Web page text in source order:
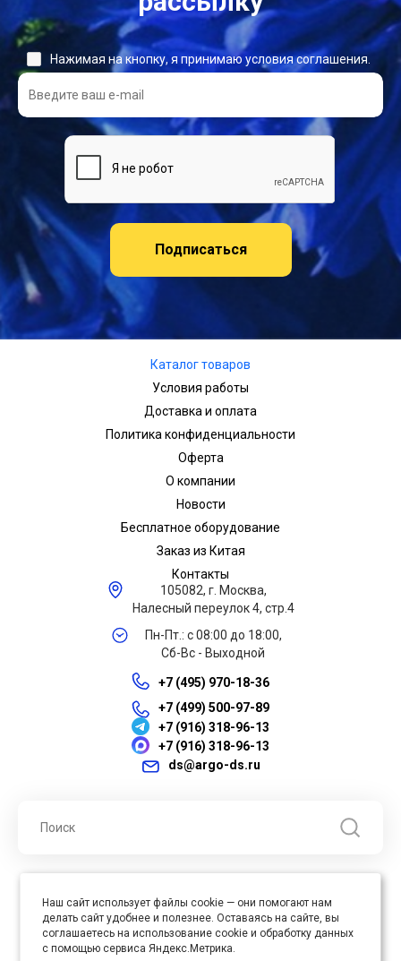
Подписаться
Нажимая на кнопку, я принимаю условия соглашения.
Каталог товаров
Условия работы
Доставка и оплата
Политика конфиденциальности
Оферта
О компании
Новости
Бесплатное оборудование
Заказ из Китая
Контакты
105082, г. Москва,
Налесный переулок 4, стр.4
Пн-Пт.: с 08:00 до 18:00,
Сб-Вс - Выходной
+7 (495) 970-18-36
+7 (499) 500-97-89
+7 (916) 318-96-13
+7 (916) 318-96-13
ds@argo-ds.ru
права защищены
Юр. адрес : 105005, г. Москва, ул. Бауманская, д.20, стр. 3
Наш сайт использует файлы cookie — они помогают нам
делать сайт удобнее и полезнее. Оставаясь на сайте, вы
соглашаетесь на использование cookie и обработку данных
с помощью сервиса Яндекс.Метрика.